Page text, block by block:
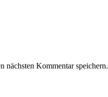
nächsten Kommentar speichern.